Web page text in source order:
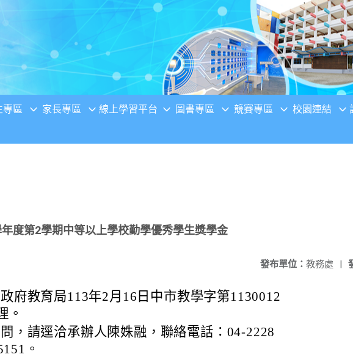
專區 家長專區 線上學習平台 圖書專區 競賽專區 校園連結
度第2學期中等以上學校勤學優秀學生獎學金
發布單位： 教務處 |
府教育局113年2月16日中市教學字第1130012
。
，請逕洽承辦人陳姝融，聯絡電話：04-2228
。